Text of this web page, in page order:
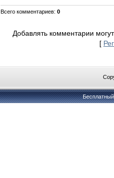
Всего комментариев: 0
Добавлять комментарии
[